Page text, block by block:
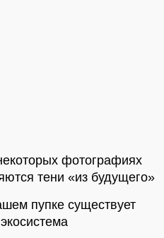
фотографиях
тени «из будущего»
пупке существует